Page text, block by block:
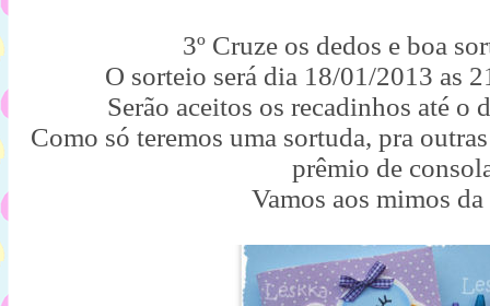
3º Cruze os dedos e boa
O sorteio será dia 18/01/2013 as
Serão aceitos os recadinhos até o
Como só teremos uma sortuda, pra
prêmio de
Vamos aos mimos